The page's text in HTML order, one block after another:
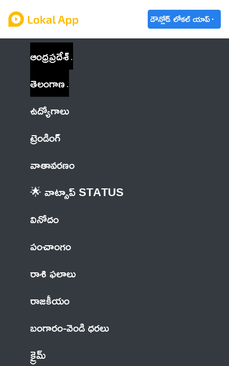
డౌన్లోడ్ లోకల్ యాప్
ఆంధ్రప్రదేశ్
తెలంగాణ
ఉద్యోగాలు
ట్రెండింగ్
వాతావరణం
🌟 వాట్సాప్ STATUS
వినోదం
పంచాంగం
రాశి ఫలాలు
రాజకీయం
బంగారం-వెండి ధరలు
క్రైమ్